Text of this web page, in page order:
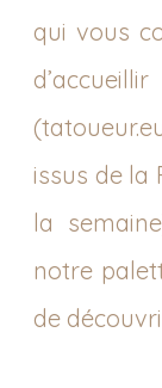
qui vous
issus de la
la
notre
de